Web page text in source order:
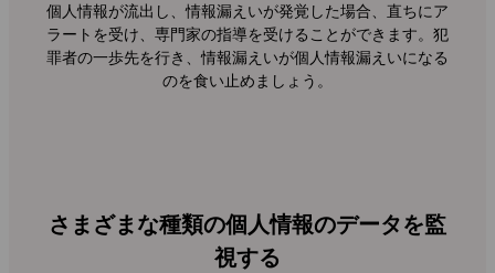
個人情報が流出し、情報漏えいが発覚した場合、直ちにア
ラートを受け、専門家の指導を受けることができます。犯
罪者の一歩先を行き、情報漏えいが個人情報漏えいになる
のを食い止めましょう。
さまざまな種類の個人情報のデータを監
視する